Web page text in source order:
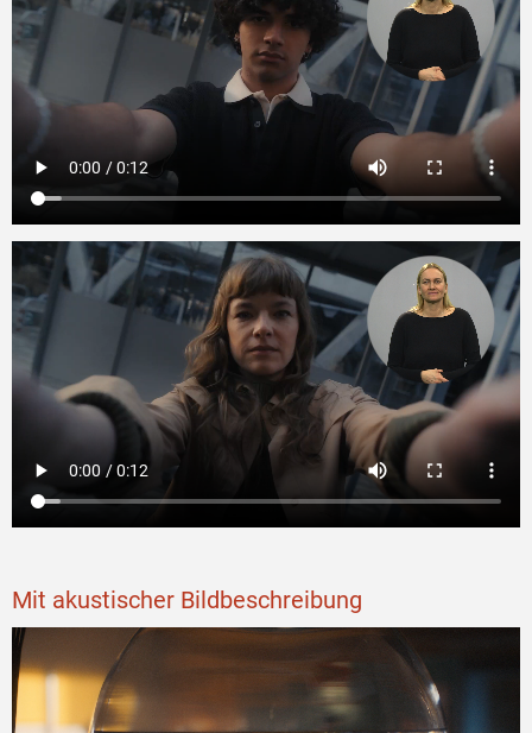
Mit akustischer Bildbeschreibung